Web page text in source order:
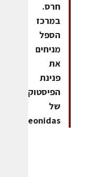
חרס.
במרכז
הספל
מניחים
את
פנינת
הפיסטוק
של
Leonidas.